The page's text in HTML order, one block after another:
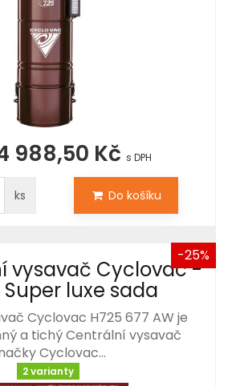
988,50 Kč s DPH
ks Do košíku
-25%
vysavač Cyclovac -
Super luxe sada
Cyclovac H725 677 AW je
a tichý Centrální vysavač
Cyclovac…
2 varianty